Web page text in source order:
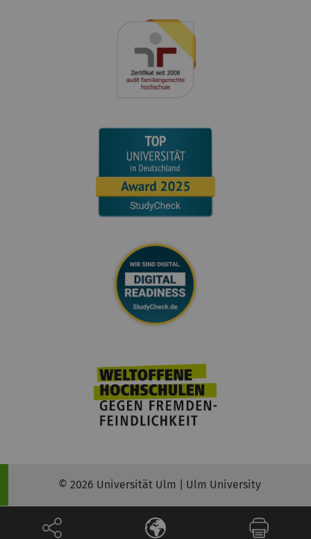
© 2026 Universität Ulm | Ulm University